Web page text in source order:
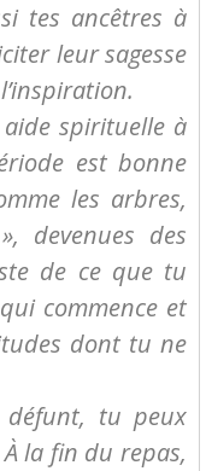
tes ancêtres à
leur sagesse
spirituelle à
est bonne
les arbres,
devenues des
de ce que tu
commence et
dont tu ne
tu peux
la fin du repas,